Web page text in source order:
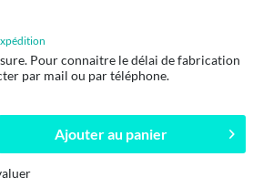
Pour connaitre le délai de fabrication
par mail ou par téléphone.
Ajouter au panier